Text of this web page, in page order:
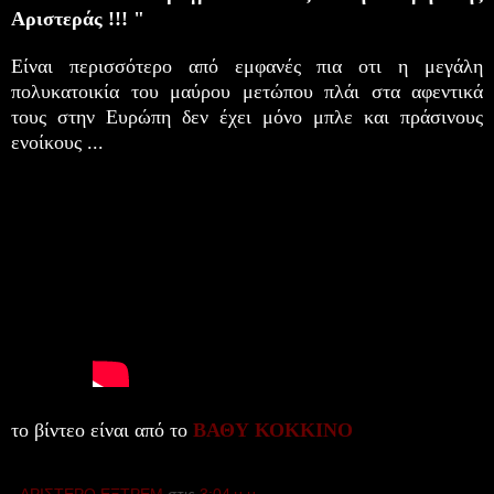
Αριστεράς !!! "
Είναι περισσότερο από εμφανές πια οτι η μεγάλη
πολυκατοικία του μαύρου μετώπου πλάι στα αφεντικά
τους στην Ευρώπη δεν έχει μόνο μπλε και πράσινους
ενοίκους ...
το βίντεο είναι από το ΒΑΘΥ ΚΟΚΚΙΝΟ